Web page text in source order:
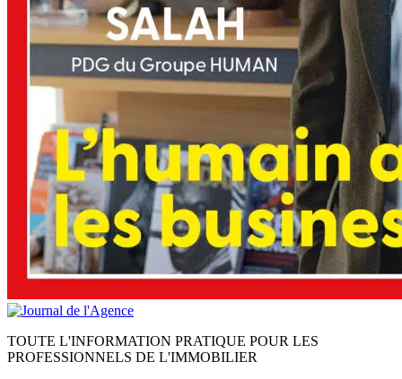
TOUTE L'INFORMATION PRATIQUE POUR LES
PROFESSIONNELS DE L'IMMOBILIER